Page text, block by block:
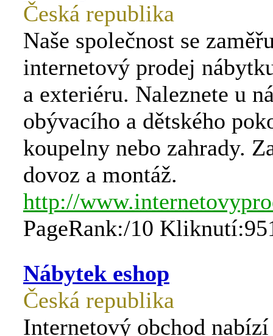
Česká republika
Naše společnost se
internetový prodej
a exteriéru. Naleznete u
obývacího a dětského
koupelny nebo zahrady.
dovoz a montáž.
http://
PageRank:/10
Nábytek eshop
Česká republika
Internetový obchod